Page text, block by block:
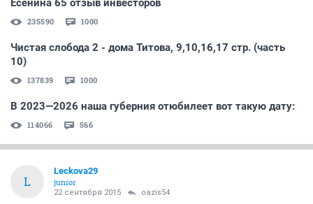
Есенина 65 отзыв инвесторов
235590 1000
Чистая слобода 2 - дома Титова, 9,10,16,17 стр. (часть
10)
137839 1000
В 2023—2026 наша губерния отюбилеет вот такую дату:
114066 566
L
Leckova29
junior
22 сентября 2015 oazis54